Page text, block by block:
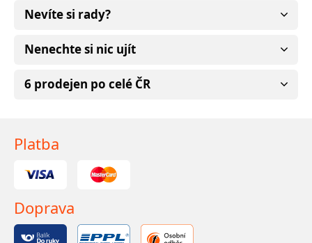
Nevíte si rady?
Nenechte si nic ujít
6 prodejen po celé ČR
Platba
Doprava